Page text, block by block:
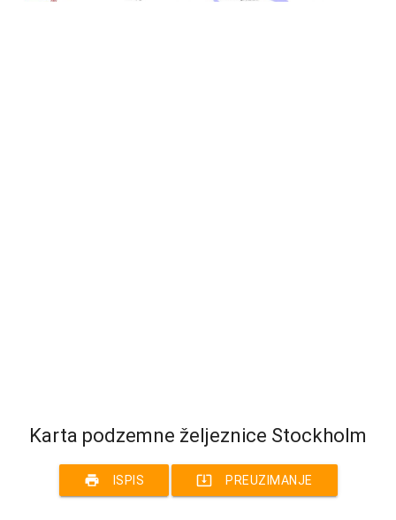
Karta podzemne željeznice Stockholm
print ISPIS system_update_alt PREUZIMANJE